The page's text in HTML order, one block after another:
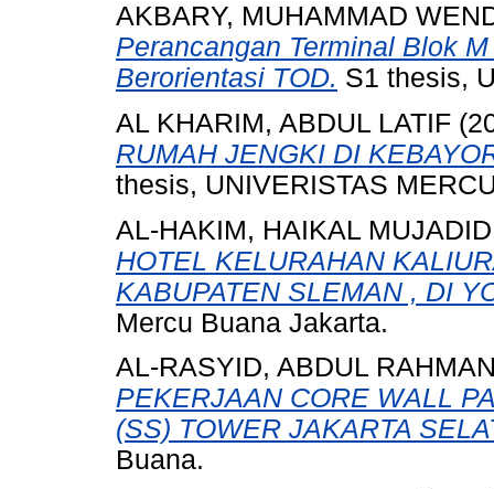
AKBARY, MUHAMMAD
Perancangan Terminal Blok
Berorientasi TOD. S1 thesis,
AL KHARIM, ABDUL LATIF
RUMAH JENGKI DI
thesis, UNIVERISTAS
AL-HAKIM, HAIKAL MUJADID
HOTEL KELURAHAN
KABUPATEN SLEMAN , DI
Mercu Buana Jakarta.
AL-RASYID, ABDUL
PEKERJAAN CORE WALL
(SS) TOWER JAKARTA
Buana.